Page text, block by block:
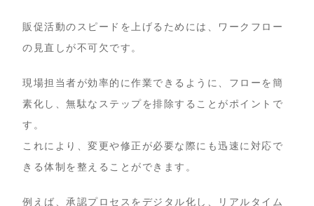
販促活動のスピードを上げるためには、ワークフロー
の見直しが不可欠です。
現場担当者が効率的に作業できるように、フローを簡
素化し、無駄なステップを排除することがポイントで
す。
これにより、変更や修正が必要な際にも迅速に対応で
きる体制を整えることができます。
例えば、承認プロセスをデジタル化し、リアルタイム